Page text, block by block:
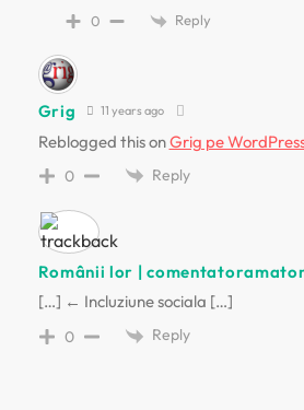
0 Reply
Grig 11 years ago
Reblogged this onGrig pe
0 Reply
Românii lor |
[…] ← Incluziune sociala […]
0 Reply